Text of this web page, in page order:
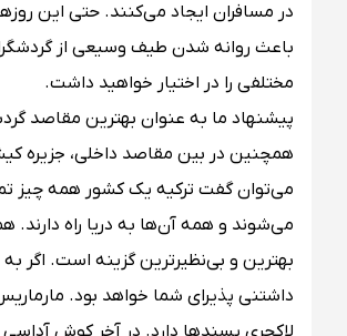
در مسافران ایجاد می‌کنند. حتی این
باعث روانه شدن طیف وسیعی از
مختلفی را در اختیار خواهید داشت.
همچنین در بین مقاصد داخلی، جزیره
می‌توان گفت ترکیه یک کشور همه چیز
می‌شوند و همه آن‌ها به دریا راه
بهترین و بی‌نظیرترین گزینه است. اگر
داشتنی پذیرای شما خواهد بود.
لاکچری پسندها دارد. در آخر کوش آداسی